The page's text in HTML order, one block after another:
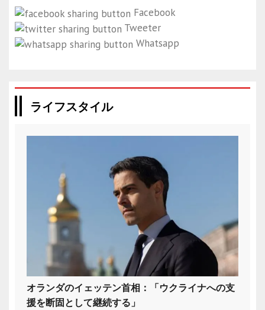
Facebook
Tweeter
Whatsapp
ライフスタイル
オランダのイェッテン首相：「ウクライナへの支
援を断固として継続する」